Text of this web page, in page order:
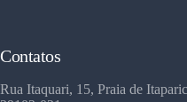
Contatos
Rua Itaquari, 15, Praia de